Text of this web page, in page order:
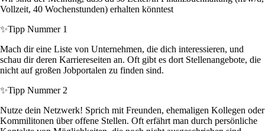
Vollzeit, 40 Wochenstunden) erhalten könntest
✨Tipp Nummer 1
Mach dir eine Liste von Unternehmen, die dich interessieren, und
schau dir deren Karriereseiten an. Oft gibt es dort Stellenangebote, die
nicht auf großen Jobportalen zu finden sind.
✨Tipp Nummer 2
Nutze dein Netzwerk! Sprich mit Freunden, ehemaligen Kollegen oder
Kommilitonen über offene Stellen. Oft erfährt man durch persönliche